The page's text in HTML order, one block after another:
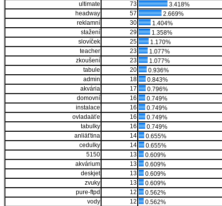
ultimate
73
3.418%
headway
57
2.669%
reklamní
30
1.404%
stažení
29
1.358%
slovíček
25
1.170%
teacher
23
1.077%
zkoušení
23
1.077%
tabule
20
0.936%
admin
18
0.843%
akvária
17
0.796%
domovní
16
0.749%
instalace
16
0.749%
ovladaäťe
16
0.749%
tabulky
16
0.749%
anliäťtina
14
0.655%
cedulky
14
0.655%
5150
13
0.609%
akvárium
13
0.609%
deskjet
13
0.609%
zvuky
13
0.609%
pure-ftpd
12
0.562%
vody
12
0.562%